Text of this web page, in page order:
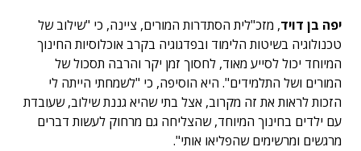
יפה בן דויד, מזכ"לית הסתדרות המורים, ציינה, כי "שילוב של
טכנולוגיה בשיטות הלימוד ובפדגוגיה בקרב אוכלוסיות החינוך
המיוחד יכול לסייע מאוד, לחסוך זמן יקר והרבה תסכול של
המורים ושל התלמידים". היא הוסיפה, כי "לשמחתי הייתה לי
הזכות לראות את זה מקרוב, אצל בתי שהיא גננת שילוב, שעובדת
עם ילדים בחינוך המיוחד, שהצליחה גם מרחוק לעשות דברים
מרגשים ומרשימים שהפליאו אותי".